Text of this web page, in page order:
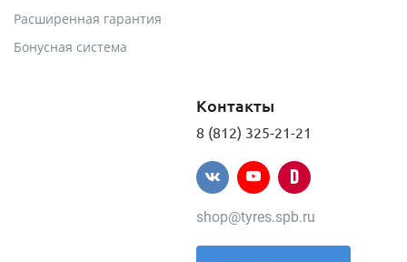
Расширенная гарантия
Бонусная система
Контакты
8 (812) 325-21-21
shop@tyres.spb.ru